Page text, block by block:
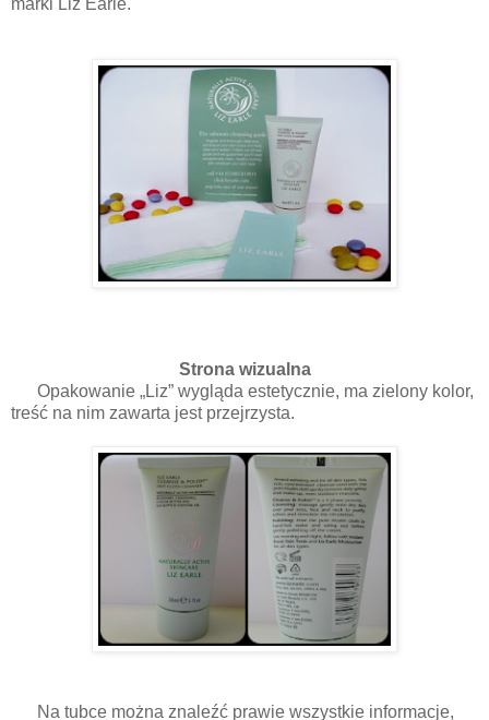
marki Liz Earle.
Strona wizualna
Opakowanie „Liz” wygląda estetycznie, ma zielony kolor,
treść na nim zawarta jest przejrzysta.
Na tubce można znaleźć prawie wszystkie informacje,